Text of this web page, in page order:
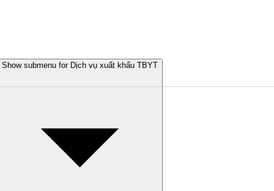
Show submenu for Dịch vụ xuất khẩu TBYT